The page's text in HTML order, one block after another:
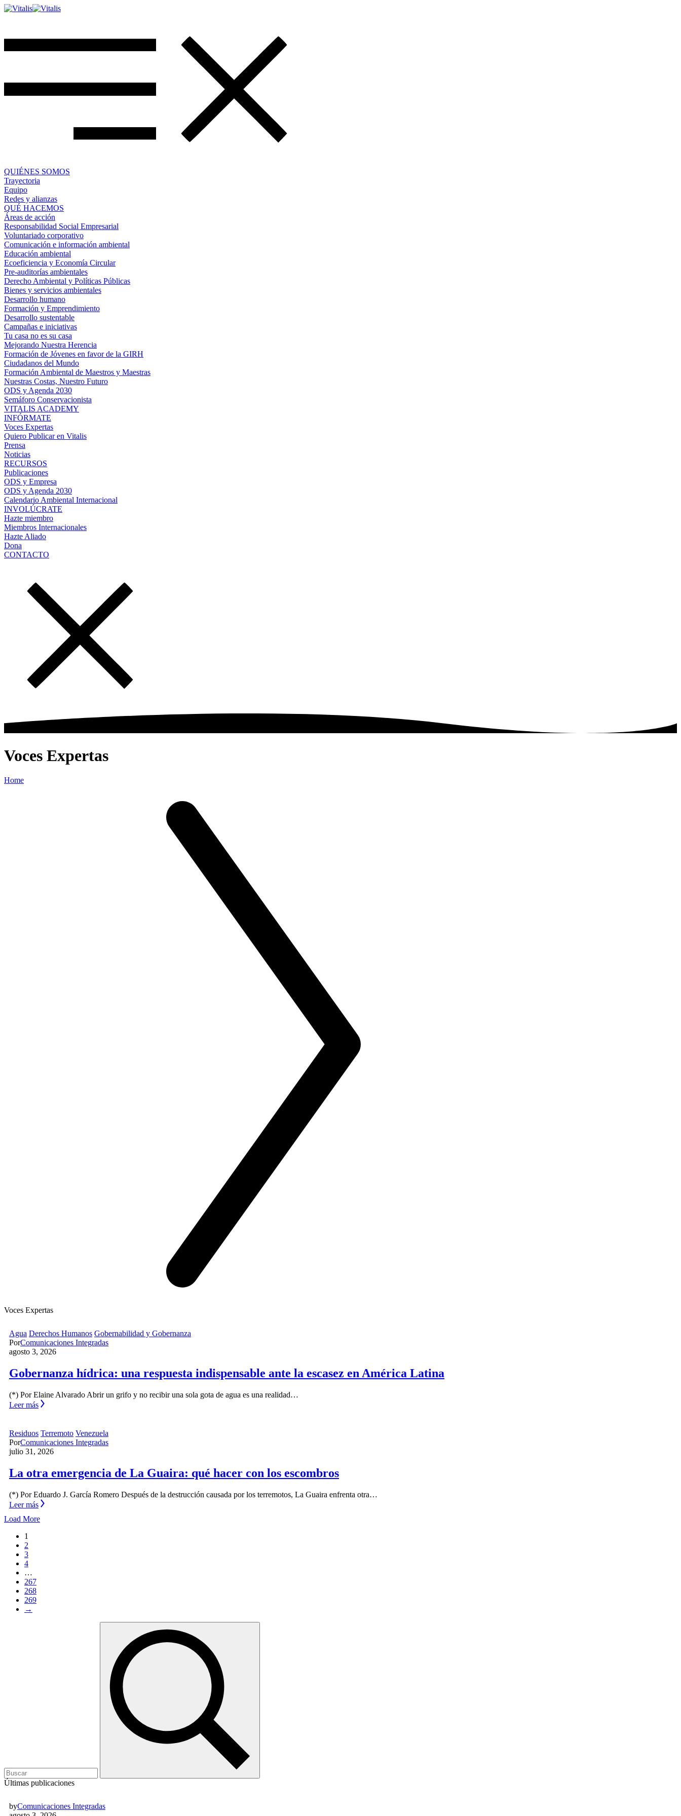
QUIÉNES SOMOS
Trayectoria
Equipo
Redes y alianzas
QUÉ HACEMOS
Áreas de acción
Responsabilidad Social Empresarial
Voluntariado corporativo
Comunicación e información ambiental
Educación ambiental
Ecoeficiencia y Economía Circular
Pre-auditorías ambientales
Derecho Ambiental y Políticas Públicas
Bienes y servicios ambientales
Desarrollo humano
Formación y Emprendimiento
Desarrollo sustentable
Campañas e iniciativas
Tu casa no es su casa
Mejorando Nuestra Herencia
Formación de Jóvenes en favor de la GIRH
Ciudadanos del Mundo
Formación Ambiental de Maestros y Maestras
Nuestras Costas, Nuestro Futuro
ODS y Agenda 2030
Semáforo Conservacionista
VITALIS ACADEMY
INFÓRMATE
Voces Expertas
Quiero Publicar en Vitalis
Prensa
Noticias
RECURSOS
Publicaciones
ODS y Empresa
ODS y Agenda 2030
Calendario Ambiental Internacional
INVOLÚCRATE
Hazte miembro
Miembros Internacionales
Hazte Aliado
Dona
CONTACTO
Voces Expertas
Home
Voces Expertas
Agua Derechos Humanos Gobernabilidad y Gobernanza
PorComunicaciones Integradas
agosto 3, 2026
Gobernanza hídrica: una respuesta indispensable ante la escasez en América Latina
(*) Por Elaine Alvarado Abrir un grifo y no recibir una sola gota de agua es una realidad…
Leer más
Residuos Terremoto Venezuela
PorComunicaciones Integradas
julio 31, 2026
La otra emergencia de La Guaira: qué hacer con los escombros
(*) Por Eduardo J. García Romero Después de la destrucción causada por los terremotos, La Guaira enfrenta otra…
Leer más
Load More
1
2
3
4
…
267
268
269
→
Últimas publicaciones
byComunicaciones Integradas